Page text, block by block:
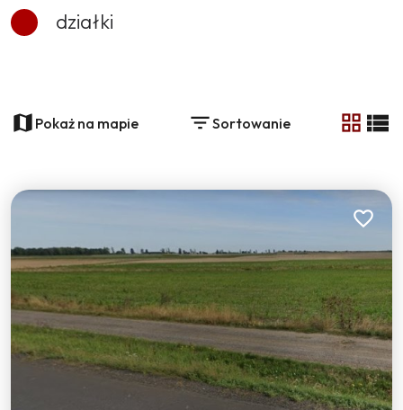
działki
30
−Pokaż na mapie Sortowanie
tabela
Dodaj